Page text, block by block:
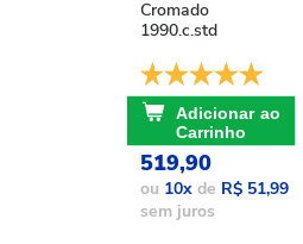
Cromado
1990.c.std
De: R$ 741,17
POR: R$
519,90
ou 10xde R$ 51,99
sem juros
Carrinho